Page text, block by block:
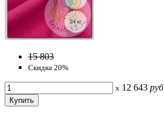
15 803
Скидка 20%
x 12 643 руб